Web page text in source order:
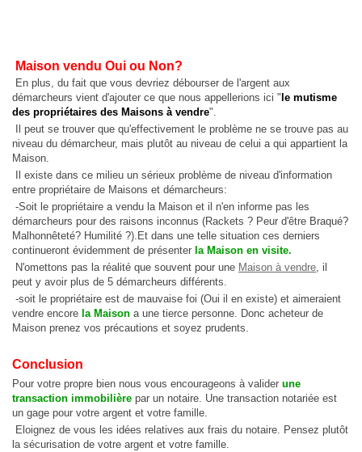
Maison vendu Oui ou Non?
En plus, du fait que vous devriez débourser de l'argent aux
démarcheurs vient d'ajouter ce que nous appellerions ici " le mutisme
des propriétaires des Maisons à vendre".
Il peut se trouver que qu'effectivement le problème ne se trouve pas au
niveau du démarcheur, mais plutôt au niveau de celui a qui appartient la
Maison.
Il existe dans ce milieu un sérieux problème de niveau d'information
entre propriétaire de Maisons et démarcheurs:
-Soit le propriétaire a vendu la Maison et il n'en informe pas les
démarcheurs pour des raisons inconnus (Rackets ? Peur d'être Braqué?
Malhonnêteté? Humilité ?).Et dans une telle situation ces derniers
continueront évidemment de présenter la Maison en visite.
N'omettons pas la réalité que souvent pour une Maison à vendre, il
peut y avoir plus de 5 démarcheurs différents.
-soit le propriétaire est de mauvaise foi (Oui il en existe) et aimeraient
vendre encore la Maison a une tierce personne. Donc acheteur de
Maison prenez vos précautions et soyez prudents.
Conclusion
Pour votre propre bien nous vous encourageons à valider une
transaction immobilière par un notaire. Une transaction notariée est
un gage pour votre argent et votre famille.
Eloignez de vous les idées relatives aux frais du notaire. Pensez plutôt
la sécurisation de votre argent et votre famille.